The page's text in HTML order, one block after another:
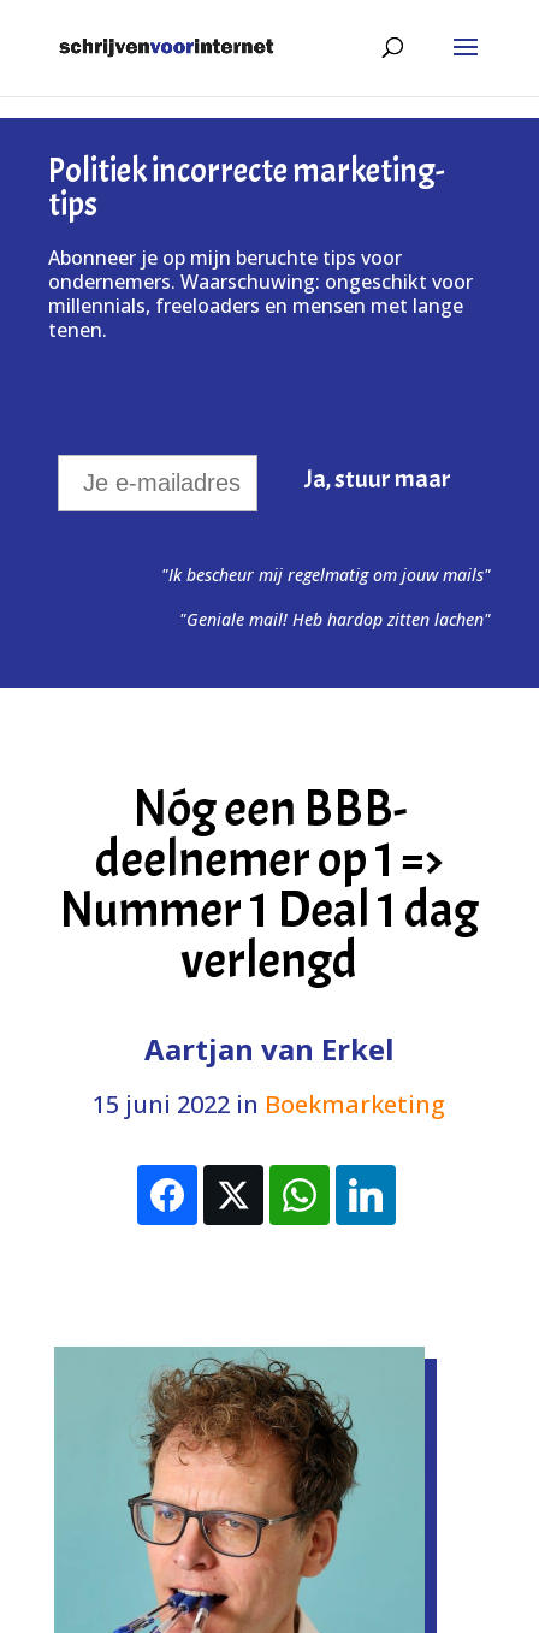
Politiek incorrecte marketing-
tips
Abonneer je op mijn beruchte tips voor
ondernemers. Waarschuwing: ongeschikt voor
millennials, freeloaders en mensen met lange
tenen.
"Ik bescheur mij regelmatig om jouw mails"
"Geniale mail! Heb hardop zitten lachen"
Nóg een BBB-
deelnemer op 1 =>
Nummer 1 Deal 1 dag
verlengd
Aartjan van Erkel
15 juni 2022 in Boekmarketing